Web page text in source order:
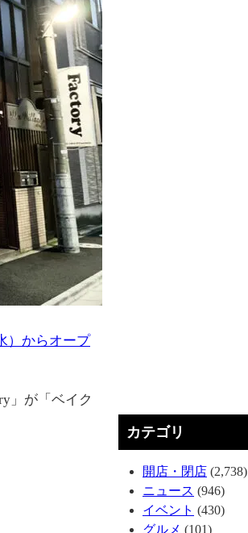
）からオープ
」が「ベイク
カテゴリ
開店・閉店 (2,738)
ニュース (946)
イベント (430)
グルメ (101)